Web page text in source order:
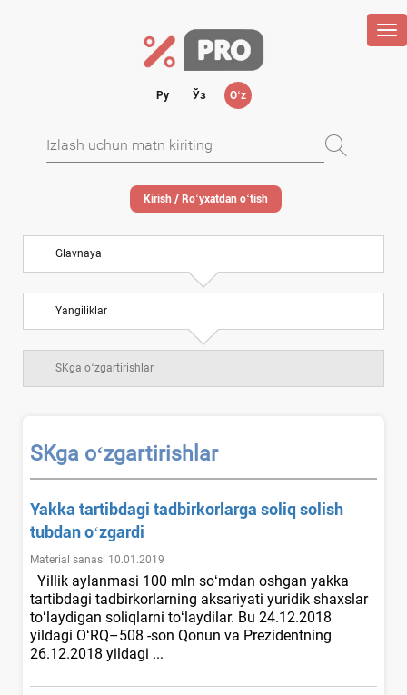
Ру Ўз Oʻz
Kirish / Roʻyхatdan oʻtish
Glavnaya
Yangiliklar
SKga oʻzgartirishlar
SKga oʻzgartirishlar
Yakka tartibdagi tadbirkorlarga soliq solish
tubdan oʻzgardi
Material sanasi 10.01.2019
Yillik aylanmasi 100 mln soʻmdan oshgan yakka
tartibdagi tadbirkorlarning aksariyati yuridik shaхslar
toʻlaydigan soliqlarni toʻlaydilar. Bu 24.12.2018
yildagi OʻRQ–508 -son Qonun va Prezidentning
26.12.2018 yildagi ...